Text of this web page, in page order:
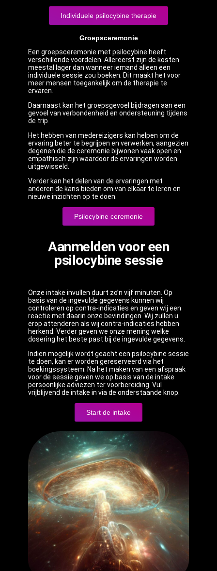
Individuele psilocybine therapie
Groepsceremonie
Een groepsceremonie met psilocybine heeft
verschillende voordelen. Allereerst zijn de kosten
meestal lager dan wanneer iemand alleen een
individuele sessie zou boeken. Dit maakt het voor
meer mensen toegankelijk om de therapie te
ervaren.
Daarnaast kan het groepsgevoel bijdragen aan een
gevoel van verbondenheid en ondersteuning tijdens
de trip.
Het hebben van medereizigers kan helpen om de
ervaring beter te begrijpen en verwerken, aangezien
degenen die de ceremonie bijwonen vaak open en
empathisch zijn waardoor de ervaringen worden
uitgewisseld.
Verder kan het delen van de ervaringen met
anderen de kans bieden om van elkaar te leren en
nieuwe inzichten op te doen.
Psilocybine ceremonie
Aanmelden voor een
psilocybine sessie
Onze intake invullen duurt zo’n vijf minuten. Op
basis van de ingevulde gegevens kunnen wij
controleren op contra-indicaties en geven wij een
reactie met daarin onze bevindingen. Wij zullen u
erop attenderen als wij contra-indicaties hebben
herkend. Verder geven we onze mening welke
dosering het beste past bij de ingevulde gegevens.
Indien mogelijk wordt geacht een psilocybine sessie
te doen, kan er worden gereserveerd via het
boekingssysteem. Na het maken van een afspraak
voor de sessie geven we op basis van de intake
persoonlijke adviezen ter voorbereiding. Vul
vrijblijvend de intake in via de onderstaande knop.
Start de intake